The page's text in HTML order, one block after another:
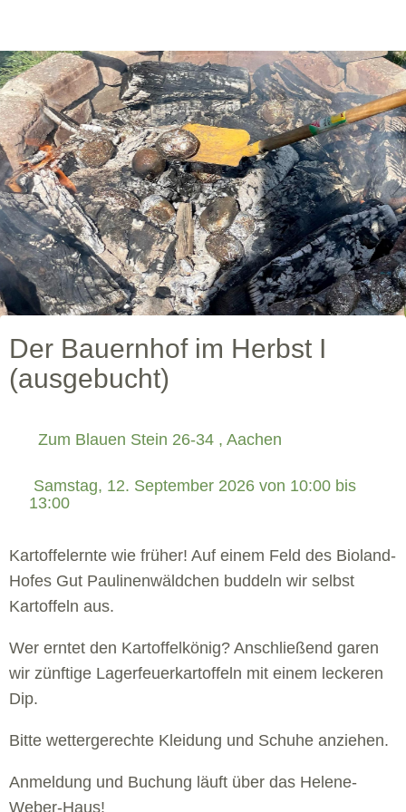
Der Bauernhof im Herbst I
(ausgebucht)
Zum Blauen Stein 26-34 , Aachen
13:00
Kartoffelernte wie früher! Auf einem Feld des Bioland-
Hofes Gut Paulinenwäldchen buddeln wir selbst
Kartoffeln aus.
Wer erntet den Kartoffelkönig? Anschließend garen
wir zünftige Lagerfeuerkartoffeln mit einem leckeren
Dip.
Bitte wettergerechte Kleidung und Schuhe anziehen.
Anmeldung und Buchung läuft über das Helene-
Weber-Haus!